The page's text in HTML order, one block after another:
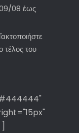
09/08 έως
τέλος του